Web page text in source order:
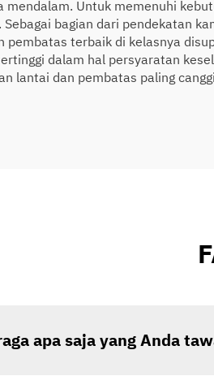
Untuk memenuhi
bagian dari pendekatan
terbaik di kelasnya
dalam hal persyaratan
lantai dan pembatas paling
apa saja yang Anda